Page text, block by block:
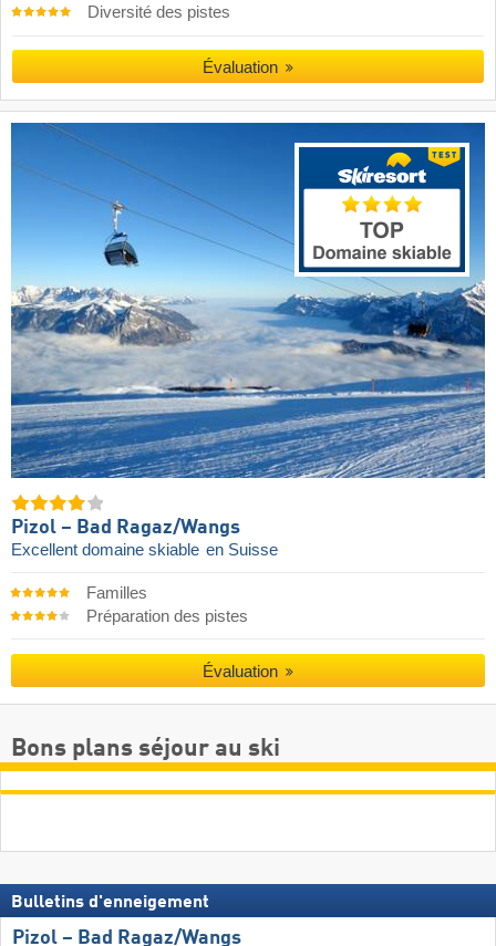
Diversité des pistes
Évaluation
Pizol – Bad Ragaz/​Wangs
Excellent domaine skiable en Suisse
Familles
Préparation des pistes
Évaluation
Bons plans séjour au ski
Bulletins d'enneigement
Pizol – Bad Ragaz/​Wangs